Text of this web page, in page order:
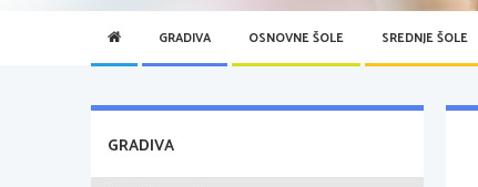
GRADIVA OSNOVNE ŠOLE SREDNJE ŠOLE
GRADIVA